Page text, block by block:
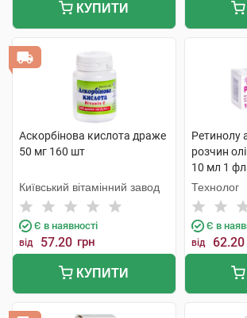
КУПИТИ
Аскорбінова кислота драже
50 мг 160 шт
Київський вітамінний завод
Є в наявності
від 57.20 грн
КУПИТИ
Ретинолу
розчин
10 мл 1
Технолог
Є в
від 62.20